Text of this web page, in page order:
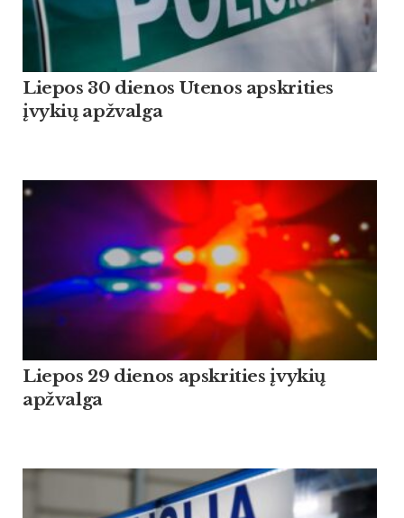
Liepos 30 dienos Utenos apskrities
įvykių apžvalga
Liepos 29 dienos apskrities įvykių
apžvalga